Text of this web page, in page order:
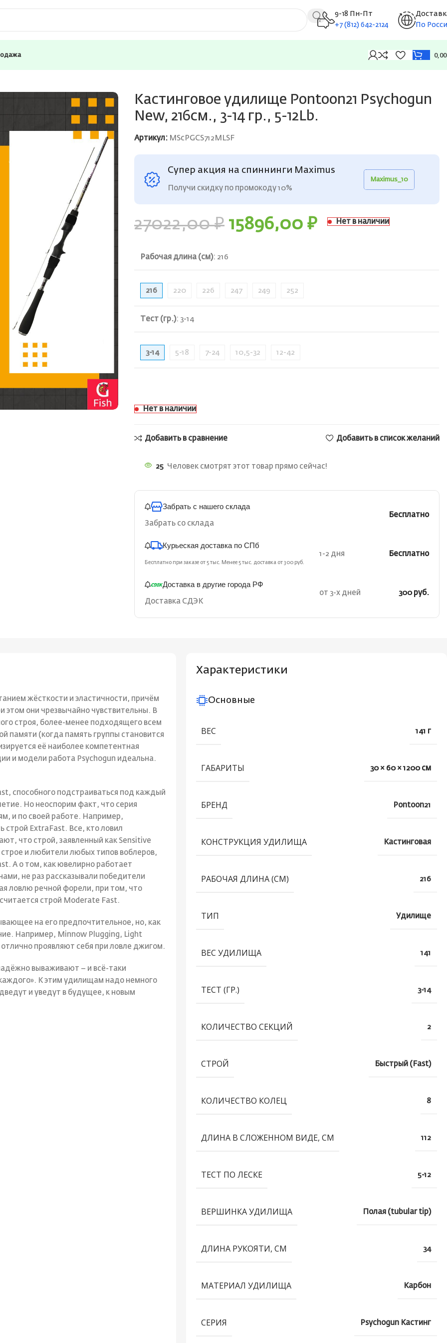
9-18 Пн-Пт
+7 (812) 642-2124
По
Кастинговое удилище Pontoon21 Psychogun
New, 216см., 3-14 гр., 5-12Lb.
Артикул: MScPGCS712MLSF
Супер акция на спиннинги Maximus
Получи скидку по промокоду 10%
Maximus_10
27022,00₽ 15896,00 ₽ Нет в наличии
Рабочая длина (см): 216
216 220 226 247 249 252
Тест (гр.): 3-14
3-14 5-18 7-24 10,5-32 12-42
Нет в наличии
Добавить в сравнение Добавить в список желаний
25 Человек смотрят этот товар прямо сейчас!
Забрать с нашего склада
Забрать со склада
Бесплатно
Курьеская доставка по СПб
Бесплатно при заказе от 5 тыс. Менее 5 тыс. доставка от 300 руб.
1-2 дня Бесплатно
Доставка в другие города РФ
Доставка СДЭК
от 3-х дней 300 руб.
жёсткости и эластичности, причём
этом они чрезвычайно чувствительны. В
строя, более-менее подходящего всем
памяти (когда память группы становится
её наиболее компетентная
и модели работа Psychogun идеальна.
способного подстраиваться под каждый
Но неоспорим факт, что серия
и по своей работе. Например,
ExtraFast. Все, кто ловил
что строй, заявленный как Sensitive
и любители любых типов воблеров,
А о том, как ювелирно работает
не раз рассказывали победители
ловлю речной форели, при том, что
строй Moderate Fast.
на его предпочтительное, но, как
Например, Minnow Plugging, Light
проявляют себя при ловле джигом.
вываживают – и всё-таки
К этим удилищам надо немного
и уведут в будущее, к новым
Характеристики
Основные
ВЕС 141 г
ГАБАРИТЫ 30 × 60 × 1200 см
БРЕНД Pontoon21
КОНСТРУКЦИЯ УДИЛИЩА Кастинговая
РАБОЧАЯ ДЛИНА (СМ) 216
ТИП Удилище
ВЕС УДИЛИЩА 141
ТЕСТ (ГР.) 3-14
КОЛИЧЕСТВО СЕКЦИЙ 2
СТРОЙ Быстрый (Fast)
КОЛИЧЕСТВО КОЛЕЦ 8
ДЛИНА В СЛОЖЕННОМ ВИДЕ, СМ 112
ТЕСТ ПО ЛЕСКЕ 5-12
ВЕРШИНКА УДИЛИЩА Полая (tubular tip)
ДЛИНА РУКОЯТИ, СМ 34
МАТЕРИАЛ УДИЛИЩА Карбон
СЕРИЯ Psychogun Кастинг